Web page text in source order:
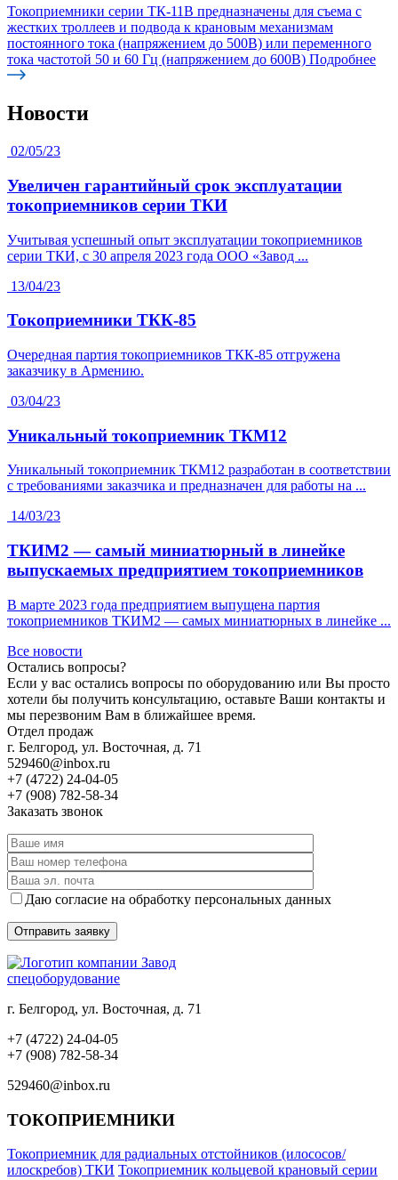
Токоприемники серии ТК-11В предназначены для съема с
жестких троллеев и подвода к крановым механизмам
постоянного тока (напряжением до 500В) или переменного
тока частотой 50 и 60 Гц (напряжением до 600В) Подробнее
Новости
02/05/23
Увеличен гарантийный срок эксплуатации
токоприемников серии ТКИ
Учитывая успешный опыт эксплуатации токоприемников
серии ТКИ, с 30 апреля 2023 года ООО «Завод ...
13/04/23
Токоприемники ТКК-85
Очередная партия токоприемников ТКК-85 отгружена
заказчику в Армению.
03/04/23
Уникальный токоприемник ТКМ12
Уникальный токоприемник ТКМ12 разработан в соответствии
с требованиями заказчика и предназначен для работы на ...
14/03/23
ТКИМ2 — самый миниатюрный в линейке
выпускаемых предприятием токоприемников
В марте 2023 года предприятием выпущена партия
токоприемников ТКИМ2 — самых миниатюрных в линейке ...
Все новости
Остались вопросы?
Если у вас остались вопросы по оборудованию или Вы просто
хотели бы получить консультацию, оставьте Ваши контакты и
мы перезвоним Вам в ближайшее время.
Отдел продаж
г. Белгород, ул. Восточная, д. 71
529460@inbox.ru
+7 (4722) 24-04-05
+7 (908) 782-58-34
Заказать звонок
Даю согласие на обработку персональных данных
Завод
спецоборудование
г. Белгород, ул. Восточная, д. 71
+7 (4722) 24-04-05
+7 (908) 782-58-34
529460@inbox.ru
ТОКОПРИЕМНИКИ
Токоприемник для радиальных отстойников (илососов/
илоскребов) ТКИ Токоприемник кольцевой крановый серии